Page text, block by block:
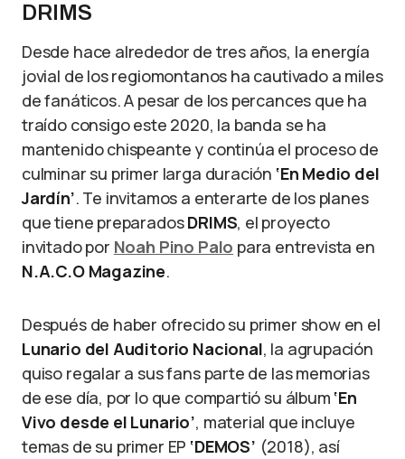
DRIMS
Desde hace alrededor de tres años, la energía
jovial de los regiomontanos ha cautivado a miles
de fanáticos. A pesar de los percances que ha
traído consigo este 2020, la banda se ha
mantenido chispeante y continúa el proceso de
culminar su primer larga duración ‘En Medio del
Jardín’. Te invitamos a enterarte de los planes
que tiene preparadosDRIMS, el proyecto
invitado por Noah Pino Palo para entrevista en
N.A.C.O Magazine.
Después de haber ofrecido su primer show en el
Lunario del Auditorio Nacional, la agrupación
quiso regalar a sus fans parte de las memorias
de ese día, por lo que compartió su álbum ‘En
Vivo desde el Lunario’, material que incluye
temas de su primer EP ‘DEMOS’ (2018), así